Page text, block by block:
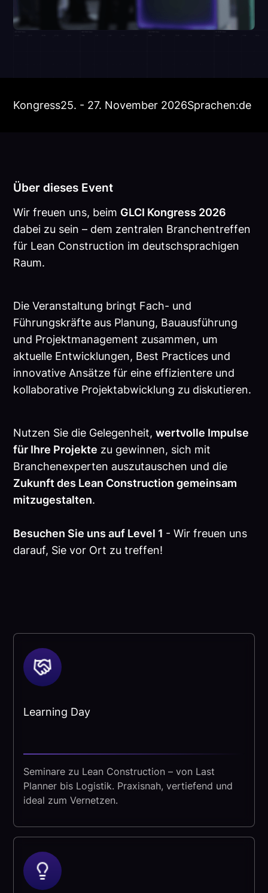
Kongress25. - 27. November 2026Sprachen:de
Über dieses Event
Wir freuen uns, beim GLCI Kongress 2026
dabei zu sein – dem zentralen Branchentreffen
für Lean Construction im deutschsprachigen
Raum.
Die Veranstaltung bringt Fach- und
Führungskräfte aus Planung, Bauausführung
und Projektmanagement zusammen, um
aktuelle Entwicklungen, Best Practices und
innovative Ansätze für eine effizientere und
kollaborative Projektabwicklung zu diskutieren.
Nutzen Sie die Gelegenheit,wertvolle Impulse
für Ihre Projekte zu gewinnen, sich mit
Branchenexperten auszutauschen und die
Zukunft des Lean Construction gemeinsam
mitzugestalten.
Besuchen Sie uns auf Level 1 - Wir freuen uns
darauf, Sie vor Ort zu treffen!
Learning Day
Seminare zu Lean Construction – von Last
Planner bis Logistik. Praxisnah, vertiefend und
ideal zum Vernetzen.